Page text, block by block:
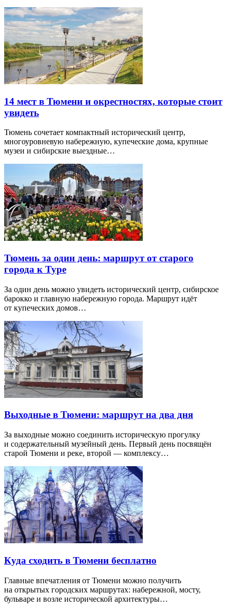
14 мест в Тюмени и окрестностях, которые стоит
увидеть
Тюмень сочетает компактный исторический центр,
многоуровневую набережную, купеческие дома, крупные
музеи и сибирские выездные…
Тюмень за один день: маршрут от старого
города к Туре
За один день можно увидеть исторический центр, сибирское
барокко и главную набережную города. Маршрут идёт
от купеческих домов…
Выходные в Тюмени: маршрут на два дня
За выходные можно соединить историческую прогулку
и содержательный музейный день. Первый день посвящён
старой Тюмени и реке, второй — комплексу…
Куда сходить в Тюмени бесплатно
Главные впечатления от Тюмени можно получить
на открытых городских маршрутах: набережной, мосту,
бульваре и возле исторической архитектуры…